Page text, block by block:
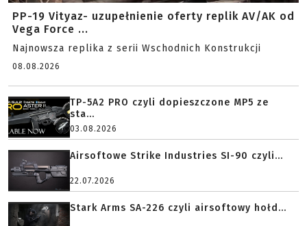
PP-19 Vityaz- uzupełnienie oferty replik AV/AK od
Vega Force ...
Najnowsza replika z serii Wschodnich Konstrukcji
08.08.2026
TP-5A2 PRO czyli dopieszczone MP5 ze
sta...
03.08.2026
Airsoftowe Strike Industries SI-90 czyli...
22.07.2026
Stark Arms SA-226 czyli airsoftowy hołd...